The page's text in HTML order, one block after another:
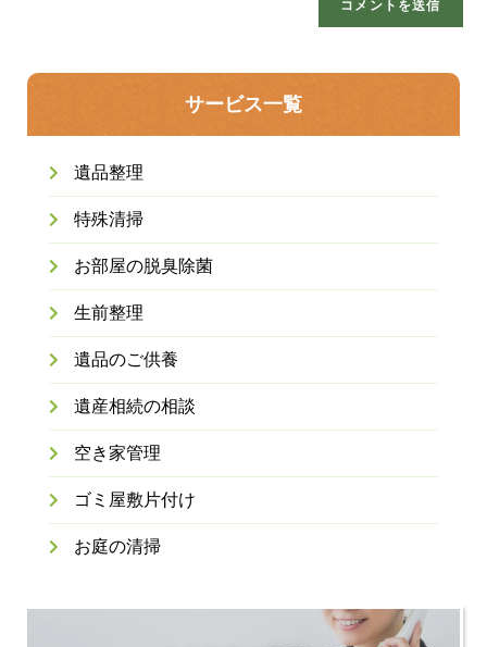
サービス一覧
遺品整理
特殊清掃
お部屋の脱臭除菌
生前整理
遺品のご供養
遺産相続の相談
空き家管理
ゴミ屋敷片付け
お庭の清掃